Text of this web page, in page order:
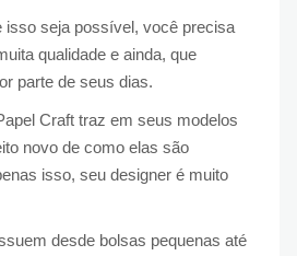
isso seja possível, você precisa
qualidade e ainda, que
parte de seus dias.
Craft traz em seus modelos
novo de como elas são
isso, seu designer é muito
desde bolsas pequenas até